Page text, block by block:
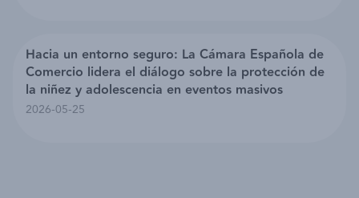
Hacia un entorno seguro: La Cámara Española de
Comercio lidera el diálogo sobre la protección de
la niñez y adolescencia en eventos masivos
2026-05-25